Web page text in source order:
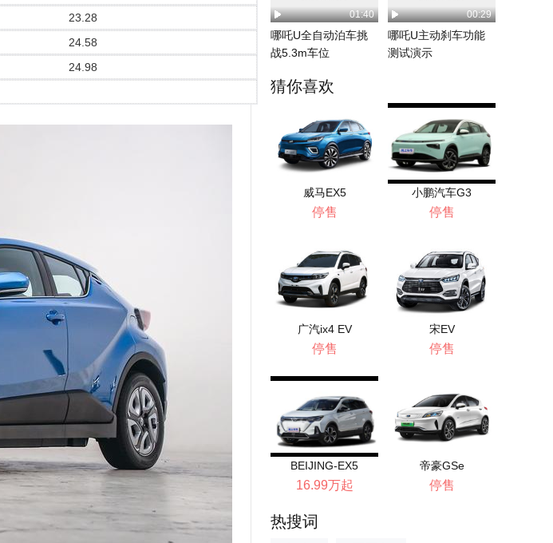
23.28
24.58
24.98
01:40
哪吒U全自动泊车挑
战5.3m车位
00:29
哪吒U主动刹车功能
测试演示
猜你喜欢
威马EX5
停售
小鹏汽车G3
停售
广汽ix4 EV
停售
宋EV
停售
BEIJING-EX5
16.99万起
帝豪GSe
停售
热搜词